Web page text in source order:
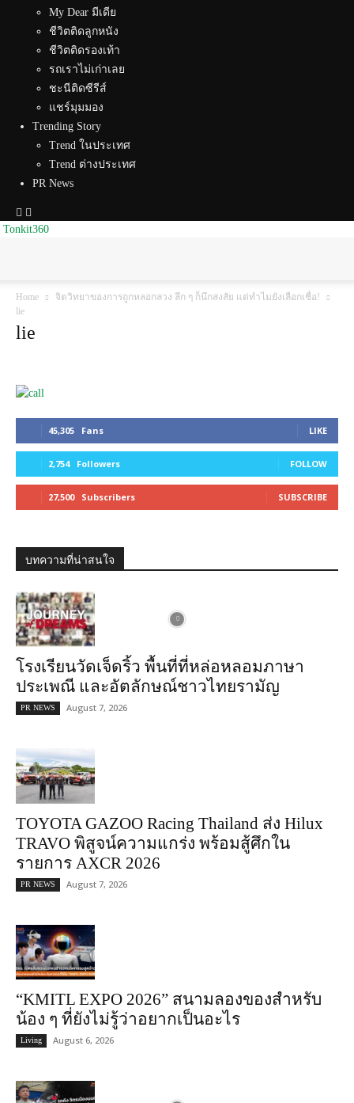
My Dear มีเดีย
ชีวิตติดลูกหนัง
ชีวิตติดรองเท้า
รถเราไม่เก่าเลย
ชะนีติดซีรีส์
แชร์มุมมอง
Trending Story
Trend ในประเทศ
Trend ต่างประเทศ
PR News
Tonkit360
Home
จิตวิทยาของการถูกหลอกลวง ลึก ๆ ก็นึกสงสัย แต่ทำไมยังเลือกเชื่อ!
lie
lie
45,305 Fans LIKE
2,754 Followers FOLLOW
27,500 Subscribers SUBSCRIBE
บทความที่น่าสนใจ
โรงเรียนวัดเจ็ดริ้ว พื้นที่ที่หล่อหลอมภาษา
ประเพณี และอัตลักษณ์ชาวไทยรามัญ
PR NEWS August 7, 2026
TOYOTA GAZOO Racing Thailand ส่ง Hilux
TRAVO พิสูจน์ความแกร่ง พร้อมสู้ศึกใน
รายการ AXCR 2026
PR NEWS August 7, 2026
“KMITL EXPO 2026” สนามลองของสำหรับ
น้อง ๆ ที่ยังไม่รู้ว่าอยากเป็นอะไร
Living August 6, 2026